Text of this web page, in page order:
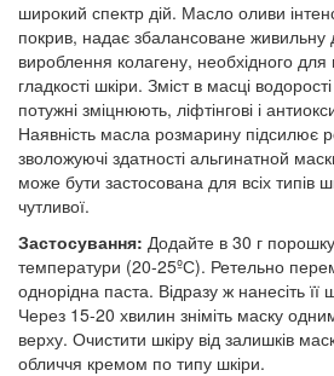
широкий спектр дій. Масло оливи
покрив, надає збалансоване
вироблення колагену, необхідного для
гладкості шкіри. Зміст в масці
потужні зміцнюють, ліфтінгові і
Наявність масла розмарину підсилює
зволожуючі здатності альгинатной
може бути застосована для всіх типів
чутливої.
Застосування: Додайте в 30 г
температури (20-25ºС). Ретельно
однорідна паста. Відразу ж нанесіть
Через 15-20 хвилин зніміть маску
верху. Очистити шкіру від залишків
обличчя кремом по типу шкіри.